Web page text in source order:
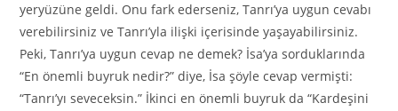
yeryüzüne geldi. Onu fark ederseniz, Tanrı’ya uygun cevabı
verebilirsiniz ve Tanrı’yla ilişki içerisinde yaşayabilirsiniz.
Peki, Tanrı’ya uygun cevap ne demek? İsa’ya sorduklarında
“En önemli buyruk nedir?” diye, İsa şöyle cevap vermişti:
“Tanrı’yı seveceksin.” İkinci en önemli buyruk da “Kardeşini